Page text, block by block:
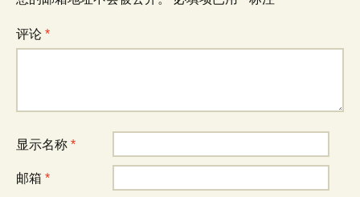
评论 *
显示名称 *
邮箱 *